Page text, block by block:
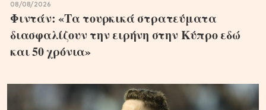
08/08/2026
Φιντάν: «Τα τουρκικά στρατεύματα
διασφαλίζουν την ειρήνη στην Κύπρο εδώ
και 50 χρόνια»